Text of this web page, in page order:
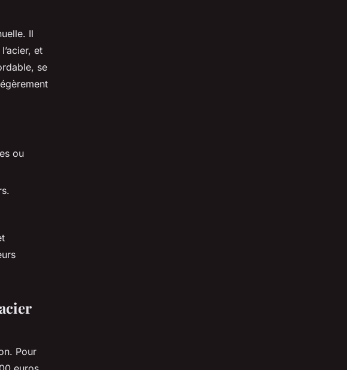
Il
et
se
ou
Pour